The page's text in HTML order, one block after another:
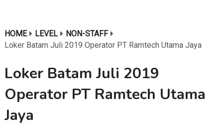
HOME LEVEL
NON-STAFF
Loker Batam Juli 2019 Operator PT Ramtech Utama Jaya
Loker Batam Juli 2019
Operator PT Ramtech Utama
Jaya